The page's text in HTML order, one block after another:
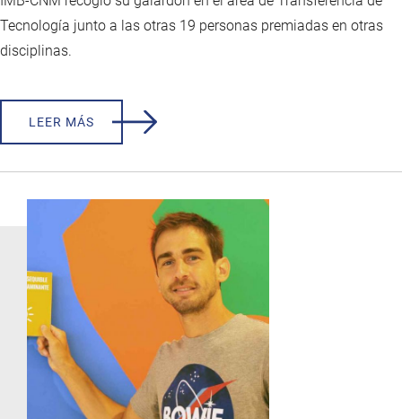
Tecnología junto a las otras 19 personas premiadas en otras
disciplinas.
LEER MÁS